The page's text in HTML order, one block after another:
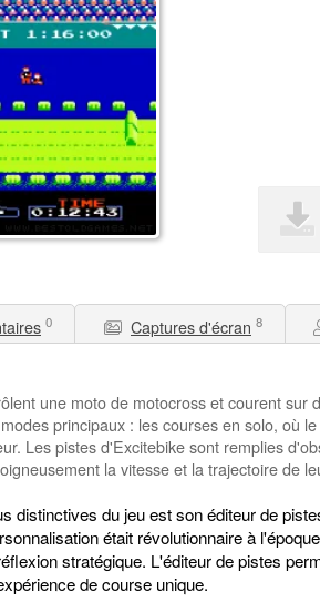
0 Captures d'écran 8
une moto de motocross et courent
principaux : les courses en solo, où
Les pistes d'Excitebike sont remplies
la vitesse et la trajectoire de
distinctives du jeu est son éditeur de
était révolutionnaire à
stratégique. L'éditeur de pistes
de course unique.